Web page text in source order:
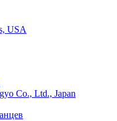
USA
Co., Ltd., Japan